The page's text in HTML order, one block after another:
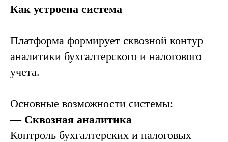
Как устроена система
Платформа формирует сквозной контур
аналитики бухгалтерского и налогового
учета.
Основные возможности системы:
— Сквозная аналитика
Контроль бухгалтерских и налоговых